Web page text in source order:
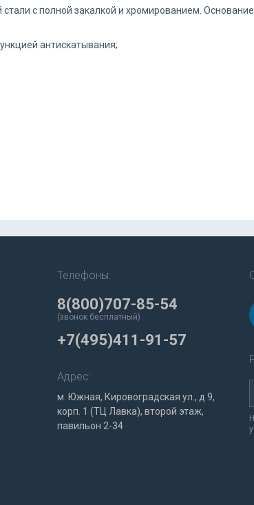
с полной закалкой и хромированием.
антискатывания;
Телефоны:
8(800)707-85-54
(звонок бесплатный)
+7(495)411-91-57
Адрес:
м. Южная, Кировоградская ул., д 9,
корп. 1 (ТЦ Лавка), второй этаж,
павильон 2-34